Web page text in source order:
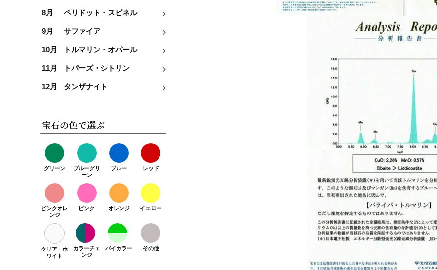
8月 ペリドット・スピネル
9月 サファイア
10月 トルマリン・オパール
11月 トパーズ・シトリン
12月 タンザナイト
宝石の色で選ぶ
グリーン
ブルーグリ
ーン
ブルー レッド
ピンクオレ
ンジ
ピンク オレンジ イエロー
クリア・ホ
ワイト
カラーチェ
ンジ
バイカラー その他